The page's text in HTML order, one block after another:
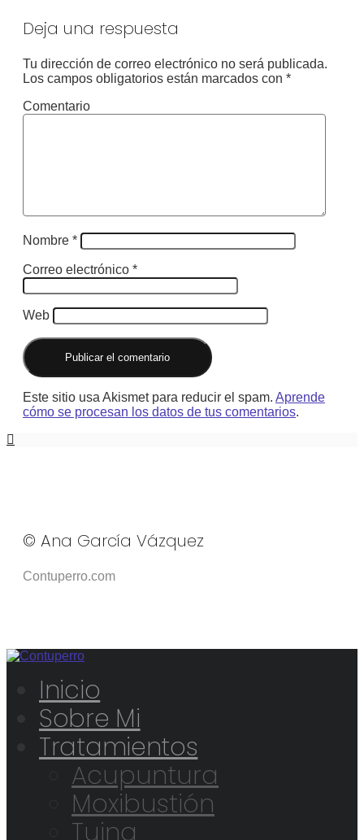
Deja una respuesta
Tu dirección de correo electrónico no será publicada.
Los campos obligatorios están marcados con *
Comentario
Nombre *
Correo electrónico *
Web
Este sitio usa Akismet para reducir el spam. Aprende
cómo se procesan los datos de tus comentarios.
© Ana García Vázquez
Contuperro.com
Inicio
Sobre Mi
Tratamientos
Acupuntura
Moxibustión
Tuina